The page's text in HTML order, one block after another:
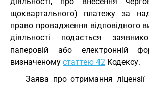
щоквартального) платежу за
право провадження відповідного
діяльності подається
паперовій або електронній
визначеному статтею 42 Кодексу.
Заява про отримання